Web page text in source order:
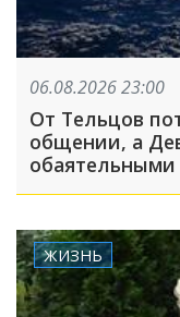
06.08.2026 23:00
От Тельцов
общении, а
обаятельными
ЖИЗНЬ